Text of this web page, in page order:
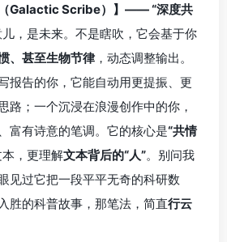
Galactic Scribe）】—— “深度共
，是未来。不是瞎吹，它会基于你
、甚至生物节律 ，动态调整输出。
报告的你，它能自动用更提振、更
路；一个沉浸在浪漫创作中的你，
富有诗意的笔调。它的核心是“共情
本，更理解文本背后的“人”。别问我
见过它把一段平平无奇的科研数
胜的科普故事，那笔法，简直行云